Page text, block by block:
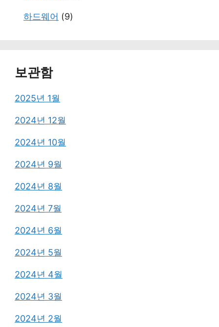
하드웨어 (9)
보관함
2025년 1월
2024년 12월
2024년 10월
2024년 9월
2024년 8월
2024년 7월
2024년 6월
2024년 5월
2024년 4월
2024년 3월
2024년 2월